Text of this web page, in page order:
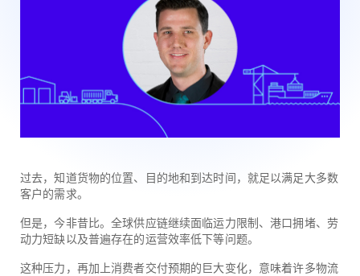
过去，知道货物的位置、目的地和到达时间，就足以满足大多数
客户的需求。
但是，今非昔比。全球供应链继续面临运力限制、港口拥堵、劳
动力短缺以及普遍存在的运营效率低下等问题。
这种压力，再加上消费者交付预期的巨大变化，意味着许多物流